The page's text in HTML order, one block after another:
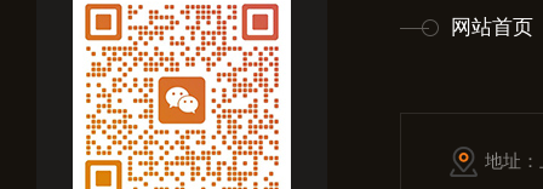
网站首页
地址